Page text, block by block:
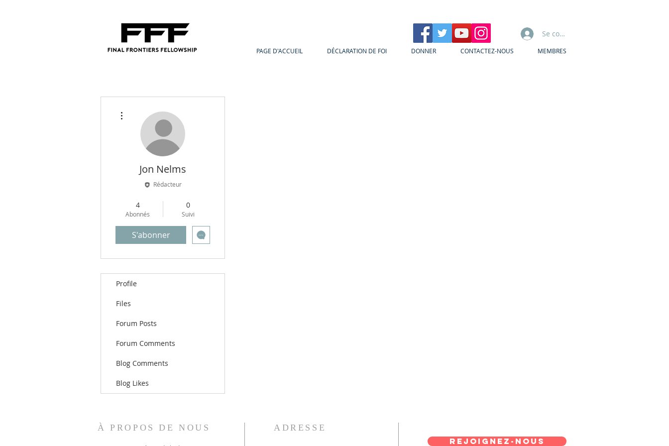
Se connecter
PAGE D'ACCUEIL DÉCLARATION DE FOI DONNER CONTACTEZ-NOUS MEMBRES
Jon Nelms
Rédacteur
4
Abonnés
0
Suivi
S'abonner
Profile
Files
Forum Posts
Forum Comments
Blog Comments
Blog Likes
À PROPOS DE NOUS ADRESSE
REJOIGNEZ-NOUS